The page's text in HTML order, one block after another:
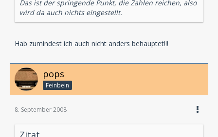
Das ist der springende Punkt, die Zahlen reichen, also
wird da auch nichts eingestellt.
Hab zumindest ich auch nicht anders behauptet!!!
pops
Feinbein
8. September 2008
Zitat